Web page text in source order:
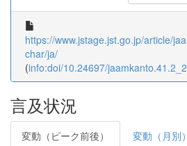
https://www.jstage.jst.go.jp/article/
char/ja/
(info:doi/10.24697/
言及状況
変動（ピーク前後） 変動（月別）